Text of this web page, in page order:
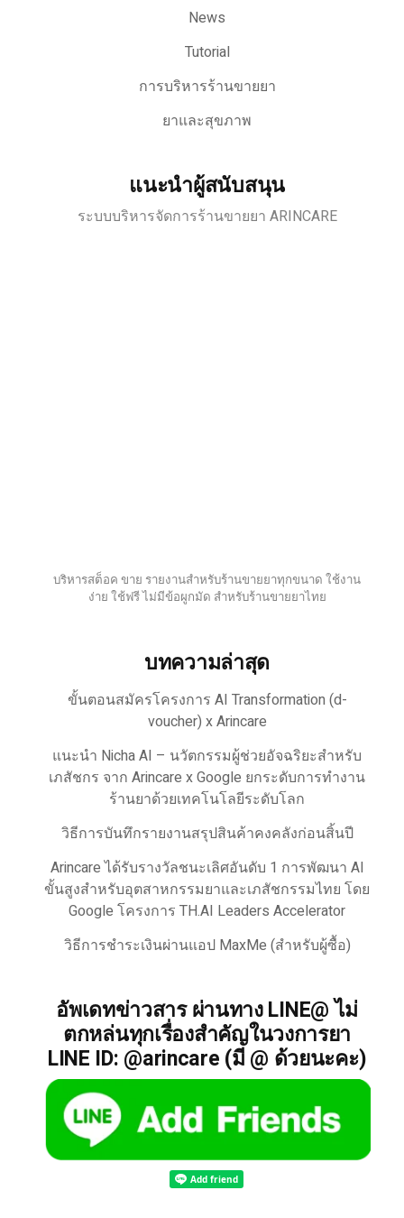
News
Tutorial
การบริหารร้านขายยา
ยาและสุขภาพ
แนะนำผู้สนับสนุน
ระบบบริหารจัดการร้านขายยา ARINCARE
บริหารสต็อค ขาย รายงานสำหรับร้านขายยาทุกขนาด ใช้งาน
ง่าย ใช้ฟรี ไม่มีข้อผูกมัด สำหรับร้านขายยาไทย
บทความล่าสุด
ขั้นตอนสมัครโครงการ AI Transformation (d-
voucher) x Arincare
แนะนำ Nicha AI – นวัตกรรมผู้ช่วยอัจฉริยะสำหรับ
เภสัชกร จาก Arincare x Google ยกระดับการทำงาน
ร้านยาด้วยเทคโนโลยีระดับโลก
วิธีการบันทึกรายงานสรุปสินค้าคงคลังก่อนสิ้นปี
Arincare ได้รับรางวัลชนะเลิศอันดับ 1 การพัฒนา AI
ขั้นสูงสำหรับอุตสาหกรรมยาและเภสัชกรรมไทย โดย
Google โครงการ TH.AI Leaders Accelerator
วิธีการชำระเงินผ่านแอป MaxMe (สำหรับผู้ซื้อ)
อัพเดทข่าวสาร ผ่านทาง LINE@ ไม่
ตกหล่นทุกเรื่องสำคัญในวงการยา
LINE ID: @arincare (มี @ ด้วยนะคะ)